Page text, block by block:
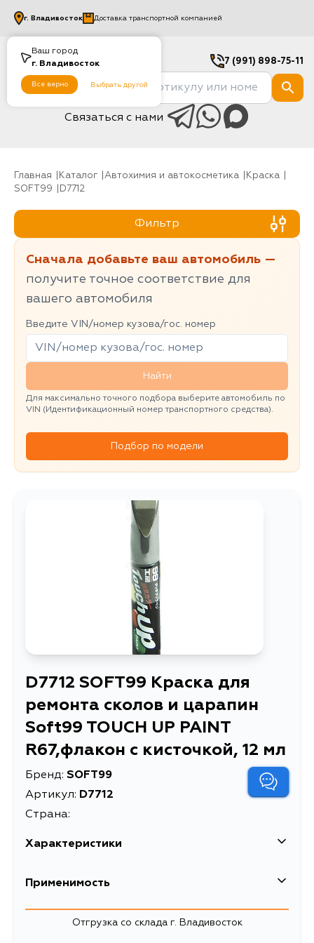
Ваш город
г. Владивосток
Все верно Выбрать другой
г. Владивосток Доставка транспортной компанией
7 (991) 898-75-11
Связаться с нами
Главная Каталог Автохимия и автокосметика
Краска
SOFT99
D7712
Фильтр
Сначала добавьте ваш автомобиль —
получите точное соответствие для
вашего автомобиля
Введите VIN/номер кузова/гос. номер
Найти
Для максимально точного подбора выберите автомобиль по
VIN (Идентификационный номер транспортного средства).
Подбор по модели
D7712 SOFT99 Краска для
ремонта сколов и царапин
Soft99 TOUCH UP PAINT
R67,флакон с кисточкой, 12 мл
Бренд: SOFT99
Артикул: D7712
Страна:
Характеристики
Краска для ремонта сколов и
R67,флакон с кисточкой, 12 мл
Применимость
Отгрузка со склада г. Владивосток